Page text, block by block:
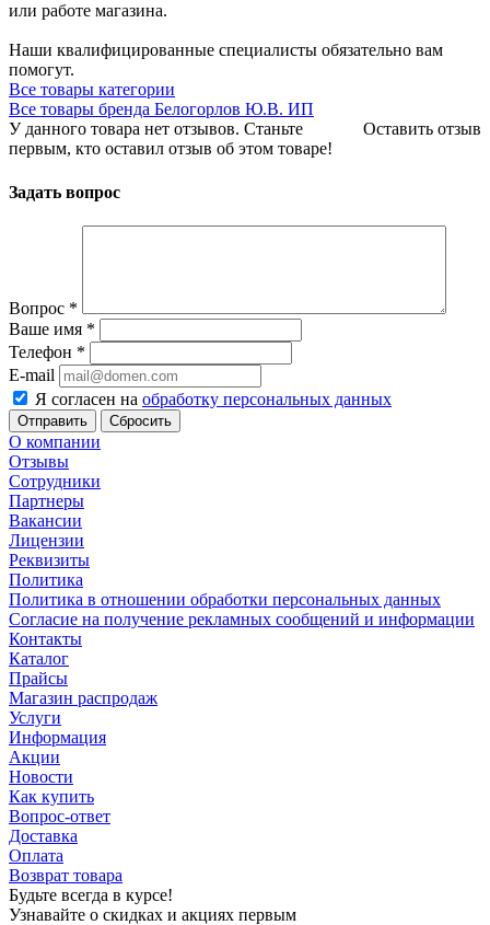
или работе магазина.
Наши квалифицированные специалисты обязательно вам
помогут.
Все товары категории
Все товары бренда Белогорлов Ю.В. ИП
Оставить отзыв
У данного товара нет отзывов. Станьте
первым, кто оставил отзыв об этом товаре!
Задать вопрос
Вопрос *
Ваше имя *
Телефон *
E-mail
Я согласен на обработку персональных данных
Сбросить
О компании
Отзывы
Сотрудники
Партнеры
Вакансии
Лицензии
Реквизиты
Политика
Политика в отношении обработки персональных данных
Согласие на получение рекламных сообщений и информации
Контакты
Каталог
Прайсы
Магазин распродаж
Услуги
Информация
Акции
Новости
Как купить
Вопрос-ответ
Доставка
Оплата
Возврат товара
Будьте всегда в курсе!
Узнавайте о скидках и акциях первым